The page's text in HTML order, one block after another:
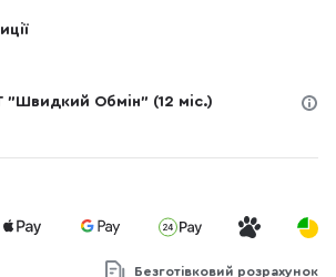
"Швидкий Обмін" (12 міс.)
Безготівковий розрахунок